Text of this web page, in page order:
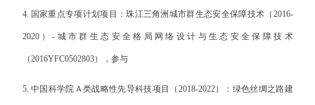
4. 国家重点专项计划项目：珠江三角洲城市群生态安全保障技术（ 2016-
2020）- 城市群生态安全格局网络设计与生态安全保障技术
（2016YFC0502803），参与
5. 中国科学院Ａ类战略性先导科技项目（ 2018-2022）： 绿色丝绸之路建